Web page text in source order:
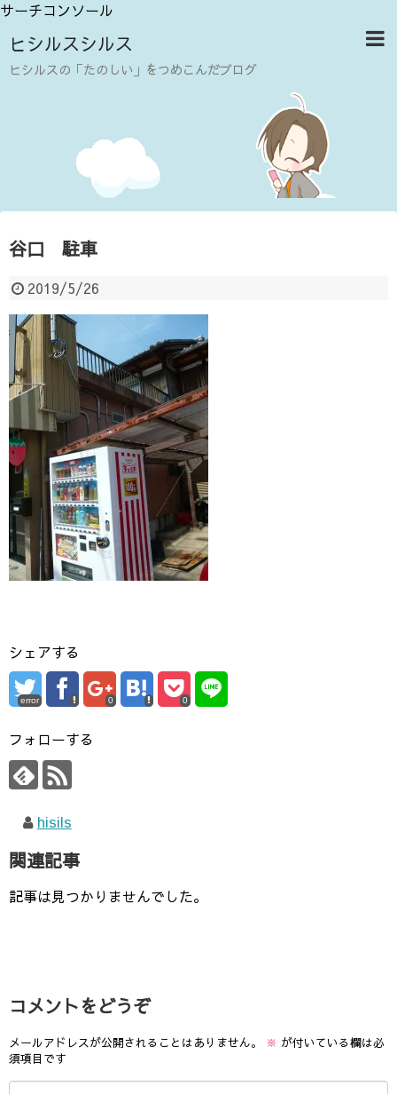
サーチコンソール
ヒシルスシルス
ヒシルスの「たのしい」をつめこんだブログ
谷口 駐車
2019/5/26
シェアする
error 0 0
フォローする
hisils
関連記事
記事は見つかりませんでした。
コメントをどうぞ
メールアドレスが公開されることはありません。 ※ が付いている欄は必
須項目です